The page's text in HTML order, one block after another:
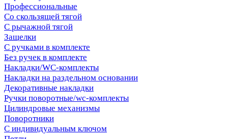
Профессиональные
Со скользящей тягой
С рычажной тягой
Защелки
С ручками в комплекте
Без ручек в комплекте
Накладки/WC-комплекты
Накладки на раздельном основании
Декоративные накладки
Ручки поворотные/wc-комплекты
Цилиндровые механизмы
Поворотники
С индивидуальным ключом